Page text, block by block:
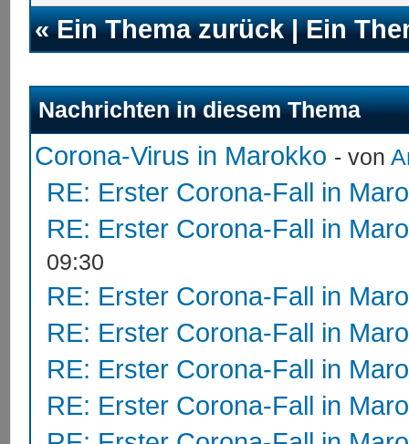
«Ein Thema zurück|Ein
Nachrichten in diesem Thema
Corona-Virus in Marokko - von
RE: Erster Corona-Fall in
RE: Erster Corona-Fall in
09:30
RE: Erster Corona-Fall in
RE: Erster Corona-Fall in
RE: Erster Corona-Fall in
RE: Erster Corona-Fall in